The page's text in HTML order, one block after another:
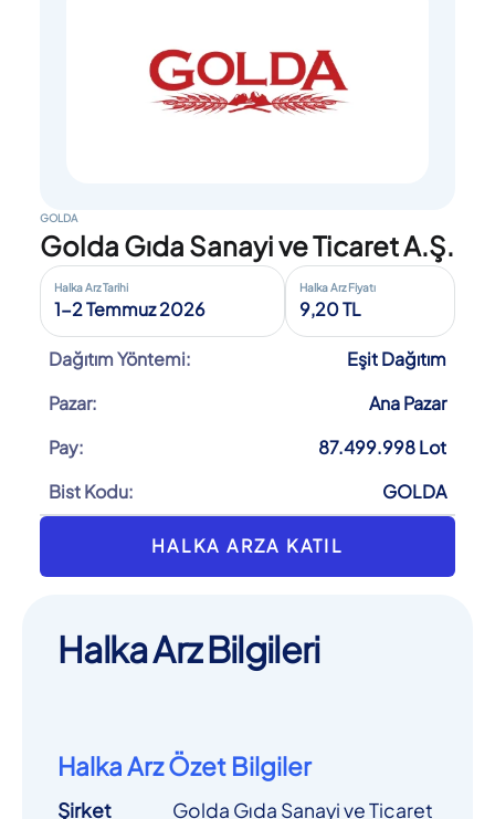
GOLDA
Golda Gıda Sanayi ve Ticaret A.Ş.
Halka Arz Tarihi
1-2 Temmuz 2026
Halka Arz Fiyatı
9,20 TL
Dağıtım Yöntemi:
Eşit Dağıtım
Pazar:
Ana Pazar
Pay:
87.499.998 Lot
Bist Kodu:
GOLDA
HALKA ARZA KATIL
Halka Arz Bilgileri
Halka Arz Özet Bilgiler
Şirket
Golda Gıda Sanayi ve Ticaret